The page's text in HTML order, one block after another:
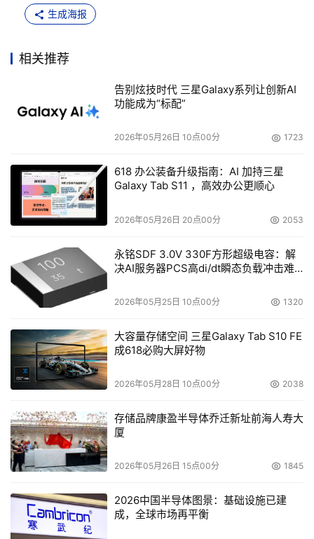
服务，客户包括全球财富500强、政府机构以及国际投行。
本文来源于DOIT传媒，文章内容仅供参考，不构成投资建议。
生成海报
相关推荐
告别炫技时代 三星Galaxy系列让创新AI
功能成为“标配”
2026年05月26日 10点00分 1723
618 办公装备升级指南：AI 加持三星
Galaxy Tab S11 ，高效办公更顺心
2026年05月26日 20点00分 2053
永铭SDF 3.0V 330F方形超级电容：解
决AI服务器PCS高di/dt瞬态负载冲击难
2026年05月25日 10点00分 1320
大容量存储空间 三星Galaxy Tab S10 FE
成618必购大屏好物
2026年05月28日 10点00分 2038
存储品牌康盈半导体乔迁新址前海人寿大
厦
2026年05月26日 15点00分 1845
2026中国半导体图景：基础设施已建
成，全球市场再平衡